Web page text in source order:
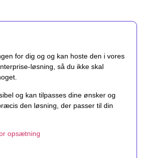
for dig og og kan hoste den i vores
løsning, så du ikke skal
og kan tilpasses dine ønsker og
den løsning, der passer til din
opsætning